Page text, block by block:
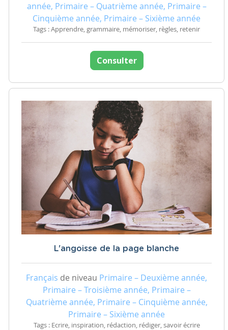
année, Primaire – Quatrième année, Primaire –
Cinquième année, Primaire – Sixième année
Tags : Apprendre, grammaire, mémoriser, règles, retenir
Consulter
L'angoisse de la page blanche
Français de niveau Primaire – Deuxième année,
Primaire – Troisième année, Primaire –
Quatrième année, Primaire – Cinquième année,
Primaire – Sixième année
Tags : Ecrire, inspiration, rédaction, rédiger, savoir écrire